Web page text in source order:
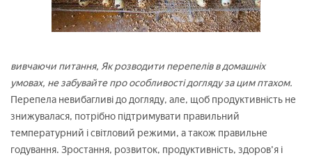
вивчаючи питання, Як розводити перепелів в домашніх
умовах, не забувайте про особливості догляду за цим птахом.
Перепела невибагливі до догляду, але, щоб продуктивність не
знижувалася, потрібно підтримувати правильний
температурний і світловий режими, а також правильне
годування. Зростання, розвиток, продуктивність, здоров'я і